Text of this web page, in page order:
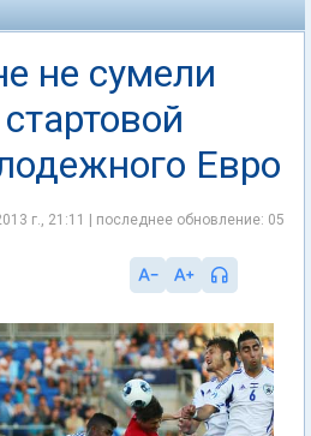
не сумели
Евро
г., 21:11 | последнее обновление: 05